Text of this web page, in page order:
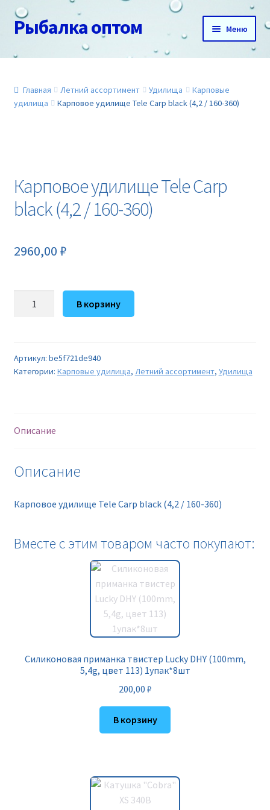
Перейти
к
навигации
Перейти
к
содержимому
Рыбалка оптом Меню
Главная
О нас
Новинки
Прайс
Контакты
Главная Летний ассортимент Удилища
Карповые
удилища
Карповое удилище Tele Carp black (4,2 / 160-360)
Карповое удилище Tele Carp
black (4,2 / 160-360)
2960,00 ₽
Количество
Tele
Carp
160-
В корзину
Артикул: be5f721de940
Категории: Карповые удилища, Летний ассортимент, Удилища
Описание
Описание
Карповое удилище Tele Carp black (4,2 / 160-360)
Вместе с этим товаром часто покупают:
Силиконовая приманка твистер Lucky DHY (100mm,
5,4g, цвет 113) 1упак*8шт
200,00 ₽
В корзину